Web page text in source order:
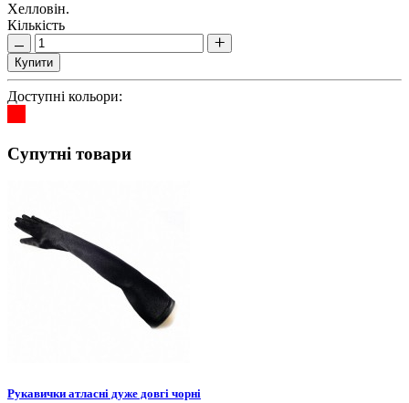
Хелловін.
Кількість
Купити
Доступні кольори:
Супутні товари
Рукавички атласні дуже довгі чорні